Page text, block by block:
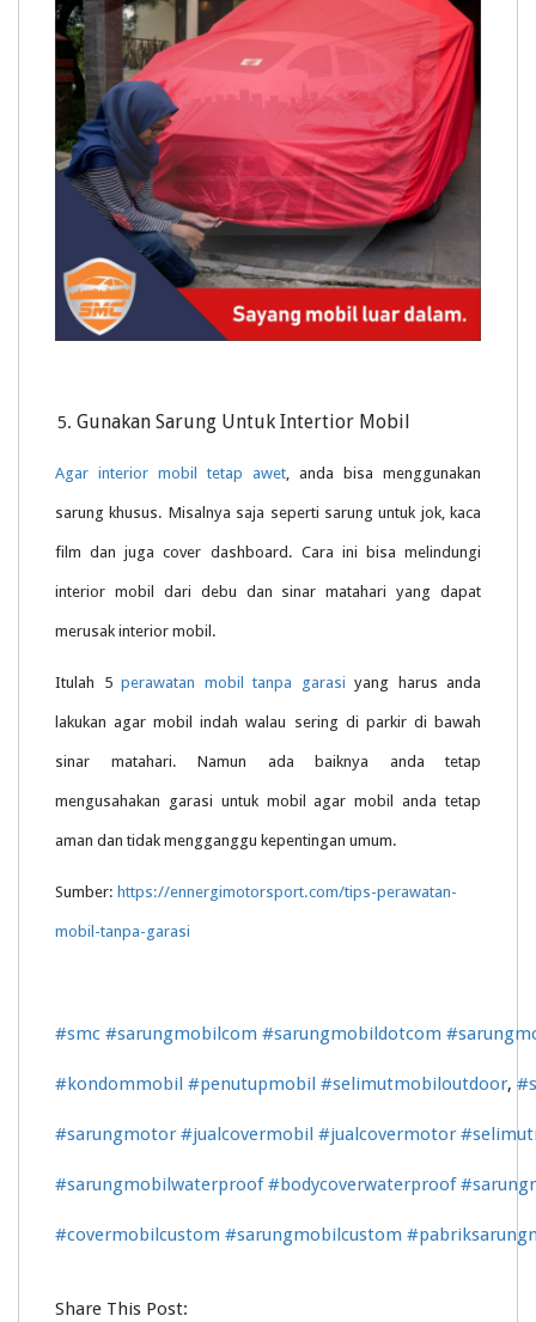
Gunakan Sarung Untuk Intertior Mobil
Agar interior mobil tetap awet, anda bisa menggunakan
sarung khusus. Misalnya saja seperti sarung untuk jok, kaca
film dan juga cover dashboard. Cara ini bisa melindungi
interior mobil dari debu dan sinar matahari yang dapat
merusak interior mobil.
Itulah 5 perawatan mobil tanpa garasi yang harus anda
lakukan agar mobil indah walau sering di parkir di bawah
sinar matahari. Namun ada baiknya anda tetap
mengusahakan garasi untuk mobil agar mobil anda tetap
aman dan tidak mengganggu kepentingan umum.
Sumber: https://ennergimotorsport.com/tips-perawatan-
mobil-tanpa-garasi
#smc #sarungmobilcom #sarungmobildotcom
#kondommobil #penutupmobil #selimutmobiloutdoor,
#sarungmotor #jualcovermobil #jualcovermotor
#sarungmobilwaterproof #bodycoverwaterproof
#covermobilcustom #sarungmobilcustom
Share This Post: